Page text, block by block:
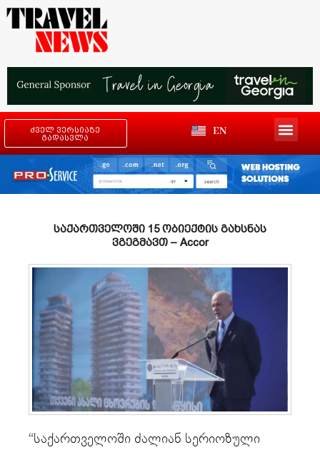
ძველ ვერსიაზე
გადასვლა
EN
საქართველოში 15 ობიექტის გახსნას
ვგეგმავთ – Accor
“საქართველოში ძალიან სერიოზული